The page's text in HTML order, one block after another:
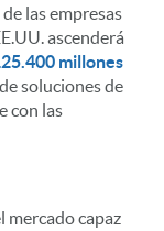
las empresas
ascenderá
millones
soluciones de
con las
mercado capaz